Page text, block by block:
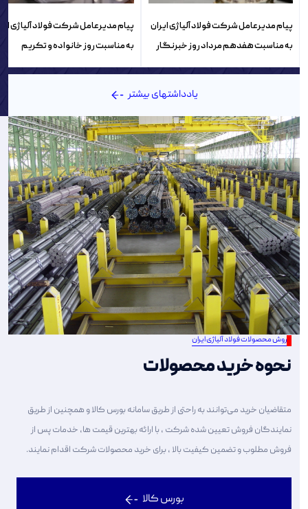
پیام مدیرعامل شرکت فولاد آلیاژی ایران
به مناسبت هفدهم مرداد روز خبرنگار
پیام مدیرعامل شرکت فولاد آلیاژی
به مناسبت روز خانواده و تکریم
بازنشستگان
یادداشتهای بیشتر
فروش محصولات فولاد آلیاژی ایران
نحوه خرید محصولات
متقاضیان خرید می‌توانند به راحتی از طریق سامانه بورس کالا و همچنین از طریق
نمایندگان فروش تعیین شده شرکت ، با ارائه بهترین قیمت ها، خدمات پس از
فروش مطلوب و تضمین کیفیت بالا ، برای خرید محصولات شرکت اقدام نمایند.
بورس کالا